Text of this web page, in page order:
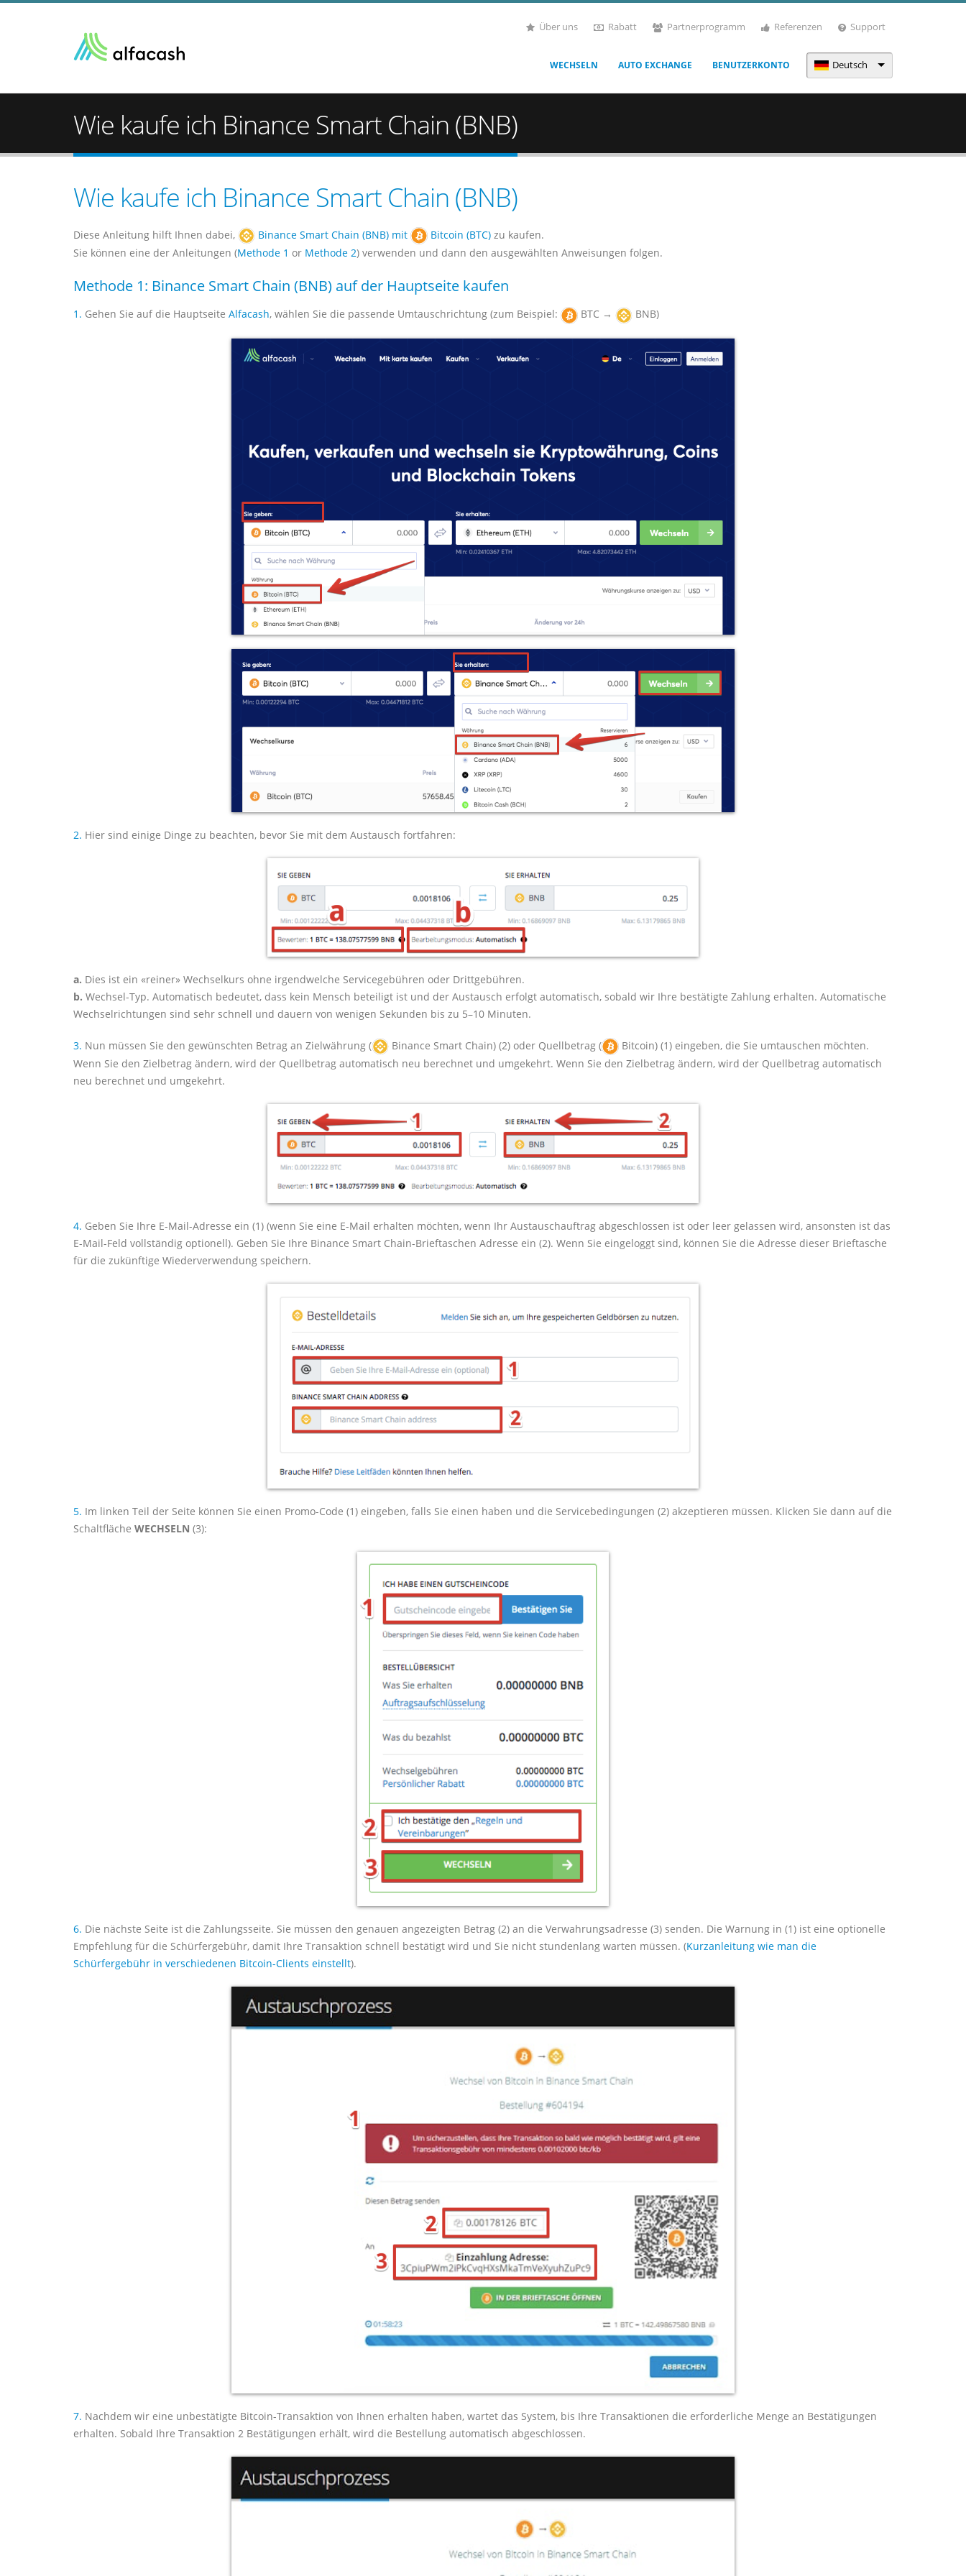
Über uns Rabatt Partnerprogramm Referenzen Support
Deutsch
WECHSELN AUTO EXCHANGE BENUTZERKONTO
Wie kaufe ich Binance Smart Chain (BNB)
Wie kaufe ich Binance Smart Chain (BNB)
Diese Anleitung hilft Ihnen dabei, Binance Smart Chain (BNB) mit Bitcoin (BTC) zu kaufen.
Sie können eine der Anleitungen (Methode 1 or Methode 2) verwenden und dann den ausgewählten Anweisungen folgen.
Methode 1: Binance Smart Chain (BNB) auf der Hauptseite kaufen
1. Gehen Sie auf die Hauptseite Alfacash, wählen Sie die passende Umtauschrichtung (zum Beispiel: BTC → BNB)
2. Hier sind einige Dinge zu beachten, bevor Sie mit dem Austausch fortfahren:
a. Dies ist ein «reiner» Wechselkurs ohne irgendwelche Servicegebühren oder Drittgebühren.
b. Wechsel-Typ. Automatisch bedeutet, dass kein Mensch beteiligt ist und der Austausch erfolgt automatisch, sobald wir Ihre bestätigte Zahlung erhalten. Automatische
Wechselrichtungen sind sehr schnell und dauern von wenigen Sekunden bis zu 5–10 Minuten.
3. Nun müssen Sie den gewünschten Betrag an Zielwährung ( Binance Smart Chain) (2) oder Quellbetrag (
Bitcoin) (1) eingeben, die Sie umtauschen möchten.
Wenn Sie den Zielbetrag ändern, wird der Quellbetrag automatisch neu berechnet und umgekehrt. Wenn Sie den Zielbetrag ändern, wird der Quellbetrag automatisch
neu berechnet und umgekehrt.
4. Geben Sie Ihre E-Mail-Adresse ein (1) (wenn Sie eine E-Mail erhalten möchten, wenn Ihr Austauschauftrag abgeschlossen ist oder leer gelassen wird, ansonsten ist das
E-Mail-Feld vollständig optionell). Geben Sie Ihre Binance Smart Chain-Brieftaschen Adresse ein (2). Wenn Sie eingeloggt sind, können Sie die Adresse dieser Brieftasche
für die zukünftige Wiederverwendung speichern.
5. Im linken Teil der Seite können Sie einen Promo-Code (1) eingeben, falls Sie einen haben und die Servicebedingungen (2) akzeptieren müssen. Klicken Sie dann auf die
Schaltfläche WECHSELN (3):
6. Die nächste Seite ist die Zahlungsseite. Sie müssen den genauen angezeigten Betrag (2) an die Verwahrungsadresse (3) senden. Die Warnung in (1) ist eine optionelle
Empfehlung für die Schürfergebühr, damit Ihre Transaktion schnell bestätigt wird und Sie nicht stundenlang warten müssen. (Kurzanleitung wie man die
Schürfergebühr in verschiedenen Bitcoin-Clients einstellt).
7. Nachdem wir eine unbestätigte Bitcoin-Transaktion von Ihnen erhalten haben, wartet das System, bis Ihre Transaktionen die erforderliche Menge an Bestätigungen
erhalten. Sobald Ihre Transaktion 2 Bestätigungen erhält, wird die Bestellung automatisch abgeschlossen.